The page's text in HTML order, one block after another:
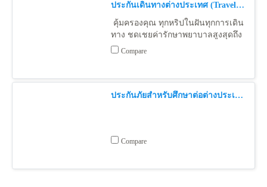
ประกันเดินทางต่างประเทศ (Travel Guard Internationa Extra )
คุ้มครองคุณ ทุกหริปในฝันทุกการเดิน
ทาง ชดเชยค่ารักษาพยาบาลสูงสุดถึง
5,000,000 บาท ซื้อง่าย สะดวก 24
Compare
ประกันภัยสำหรับศึกษาต่อต่างประเทศ ( PA Guard Overseas Student )
Compare